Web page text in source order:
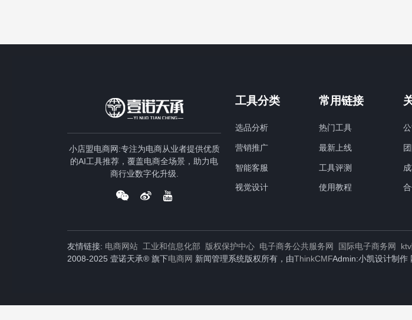
小店盟电商网:专注为电商从业者提供优质
的AI工具推荐，覆盖电商全场景，助力电
商行业数字化升级.
工具分类
选品分析
营销推广
智能客服
视觉设计
常用链接
热门工具
最新上线
工具评测
使用教程
友情链接: 电商网站 工业和信息化部 版权保护中心 电子商务公共服务网 国际电子商务网
2008-2025 壹诺天承® 旗下电商网 新闻管理系统版权所有，由ThinkCMFAdmin:小凯设计制作